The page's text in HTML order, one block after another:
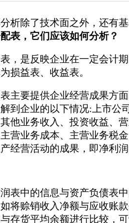
析除了技术面之外，还有
表，它们应该如何分析？
，是反映企业在一定会计
损益表、收益表。
主要提供企业经营成果方
到企业的以下情况:上市公
他业务收入、投资收益、
营业务成本、主营业务税
经营活动的成果，即净利
表中的信息与资产负债表
将赊销收入净额与应收账
存货平均余额进行比较，